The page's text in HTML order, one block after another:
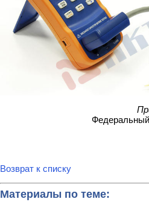
Возврат к списку
Материалы по теме: